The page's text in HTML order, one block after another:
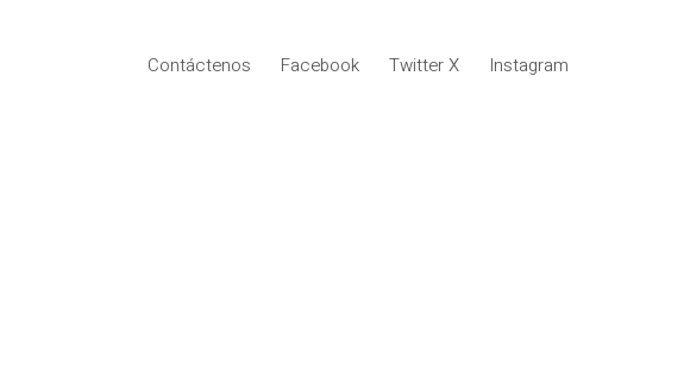
Contáctenos Facebook Twitter X Instagram